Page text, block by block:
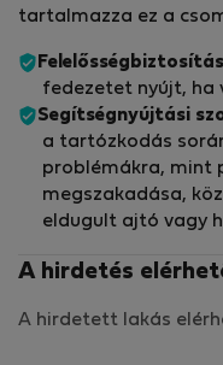
tartalmazza ez a
Felelősségbiztosítás
fedezetet nyújt, ha
Segítségnyújtási
a tartózkodás
problémákra, mint
megszakadása,
eldugult ajtó vagy
A hirdetés
A hirdetett lakás